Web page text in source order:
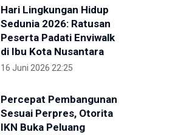
Hari Lingkungan Hidup
Sedunia 2026: Ratusan
Peserta Padati Enviwalk
di Ibu Kota Nusantara
16 Juni 2026 22:25
Percepat Pembangunan
Sesuai Perpres, Otorita
IKN Buka Peluang